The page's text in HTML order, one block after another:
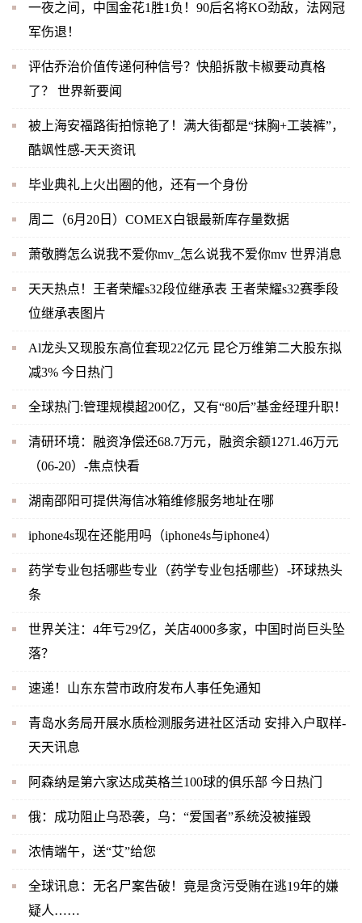
一夜之间，中国金花1胜1负！90后名将KO劲敌，法网冠
军伤退！
评估乔治价值传递何种信号？快船拆散卡椒要动真格
了？ 世界新要闻
被上海安福路街拍惊艳了！满大街都是“抹胸+工装裤”，
酷飒性感-天天资讯
毕业典礼上火出圈的他，还有一个身份
周二（6月20日）COMEX白银最新库存量数据
萧敬腾怎么说我不爱你mv_怎么说我不爱你mv 世界消息
天天热点！王者荣耀s32段位继承表 王者荣耀s32赛季段
位继承表图片
Al龙头又现股东高位套现22亿元 昆仑万维第二大股东拟
减3% 今日热门
全球热门:管理规模超200亿，又有“80后”基金经理升职！
清研环境：融资净偿还68.7万元，融资余额1271.46万元
（06-20）-焦点快看
湖南邵阳可提供海信冰箱维修服务地址在哪
iphone4s现在还能用吗（iphone4s与iphone4）
药学专业包括哪些专业（药学专业包括哪些）-环球热头
条
世界关注：4年亏29亿，关店4000多家，中国时尚巨头坠
落？
速递！山东东营市政府发布人事任免通知
青岛水务局开展水质检测服务进社区活动 安排入户取样-
天天讯息
阿森纳是第六家达成英格兰100球的俱乐部 今日热门
俄：成功阻止乌恐袭，乌：“爱国者”系统没被摧毁
浓情端午，送“艾”给您
全球讯息：无名尸案告破！竟是贪污受贿在逃19年的嫌
疑人……